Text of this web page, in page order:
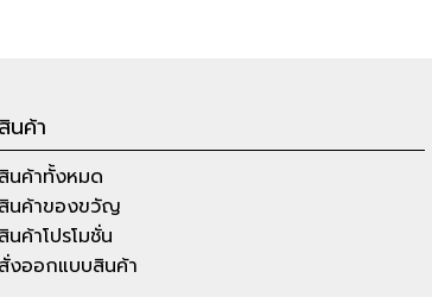
สินค้า
สินค้าทั้งหมด
สินค้าของขวัญ
สินค้าโปรโมชั่น
สั่งออกแบบสินค้า